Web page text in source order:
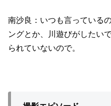
南沙良：いつも言っている
ングとか、川遊びがしたい
られていないので。